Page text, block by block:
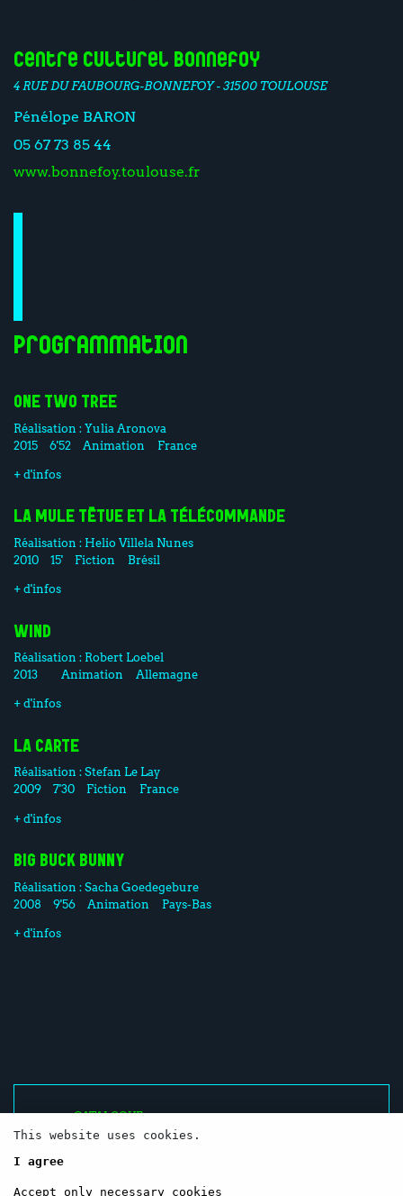
Centre Culturel Bonnefoy
4 RUE DU FAUBOURG-BONNEFOY - 31500 TOULOUSE
Pénélope BARON
05 67 73 85 44
www.bonnefoy.toulouse.fr
Programmation
ONE TWO TREE
Réalisation :Yulia Aronova
2015
6'52 Animation France
+ d'infos
LA MULE TÊTUE ET LA TÉLÉCOMMANDE
Réalisation : Helio Villela Nunes
2010
15' Fiction Brésil
+ d'infos
WIND
Réalisation : Robert Loebel
2013
Animation Allemagne
+ d'infos
LA CARTE
Réalisation :Stefan Le Lay
2009
7'30 Fiction France
+ d'infos
BIG BUCK BUNNY
Réalisation :Sacha Goedegebure
2008
9'56 Animation Pays-Bas
+ d'infos
CATALOGUE
RESSOURCES
This website uses cookies.
I agree
Accept only necessary cookies